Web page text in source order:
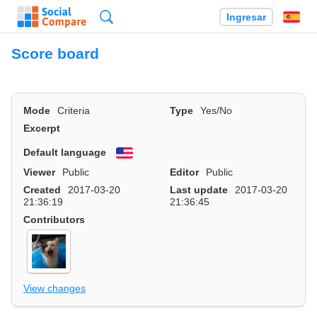
Ingresar
Score board
Mode Criteria Type
Yes/No
Excerpt
Default language
English
Viewer
Public Editor
Public
Created
2017-03-20
21:36:19
Last update
2017-03-20
21:36:45
Contributors
View changes